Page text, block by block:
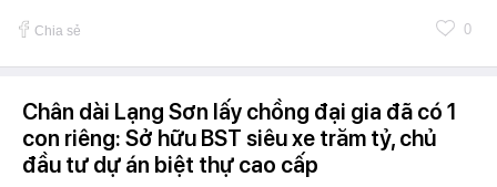
Chia sẻ 0
Chân dài Lạng Sơn lấy chồng đại gia đã có 1
con riêng: Sở hữu BST siêu xe trăm tỷ, chủ
đầu tư dự án biệt thự cao cấp